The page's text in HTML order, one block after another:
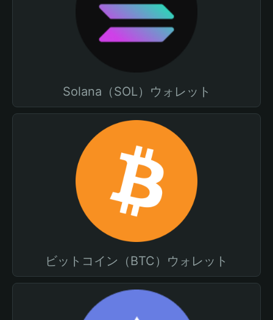
Solana（SOL）ウォレット
ビットコイン（BTC）ウォレット